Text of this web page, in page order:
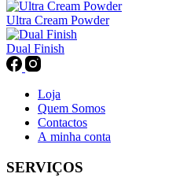
Ultra Cream Powder
Dual Finish
Loja
Quem Somos
Contactos
A minha conta
SERVIÇOS